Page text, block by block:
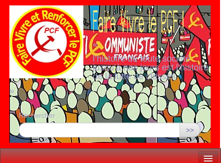
«
l’histoire de toute société
jusqu’à nos jours est l’histoire
de la lutte de classes
»
Rechercher :
>>